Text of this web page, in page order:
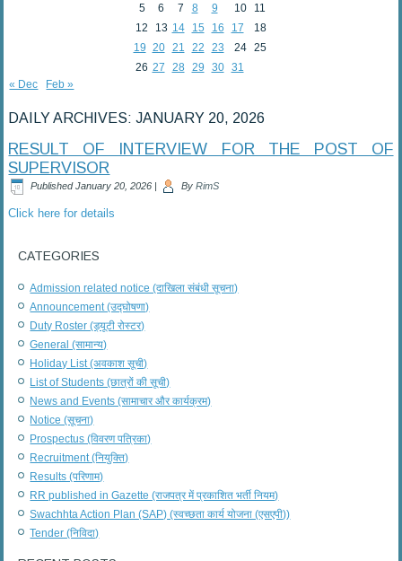
5
6 7 8 9 10
11
12
13 14 15 16 17
18
19 20 21 22 23 24
25
26 27 28 29 30
31
« Dec
Feb »
DAILY ARCHIVES:JANUARY 20, 2026
RESULT OF INTERVIEW FOR THE POST OF
SUPERVISOR
Published January 20, 2026 | By RimS
Click here for details
CATEGORIES
Admission related notice (दाखिला संबंधी सूचना)
Announcement (उद्घोषणा)
Duty Roster (ड्यूटी रोस्टर)
General (सामान्य)
Holiday List (अवकाश सूची)
List of Students (छात्रों की सूची)
News and Events (सामाचार और कार्यक्रम)
Notice (सूचना)
Prospectus (विवरण पत्रिका)
Recruitment (नियुक्ति)
Results (परिणाम)
RR published in Gazette (राजपत्र में प्रकाशित भर्ती नियम)
Swachhta Action Plan (SAP) (स्वच्छता कार्य योजना (एसएपी))
Tender (निविदा)